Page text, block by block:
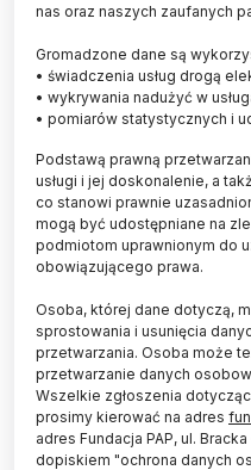
Chorzów, 28.12.2023.
Chorzowie. PAP/Zbigniew
Sejmik Województwa
Planetarium Śląskiemu
budowę
instytucji Damian
sprzęt poszerzy
kosmosu z
nas oraz naszych zaufanych
Gromadzone dane są
• świadczenia usług drogą
• wykrywania nadużyć w
• pomiarów statystycznych i
Podstawą prawną
usługi i jej doskonalenie, a
co stanowi prawnie
mogą być udostępniane na
podmiotom uprawnionym do
obowiązującego prawa.
Osoba, której dane dotyczą,
sprostowania i usunięcia
przetwarzania. Osoba może
przetwarzanie danych
Wszelkie zgłoszenia
prosimy kierować na adres
adres Fundacja PAP, ul.
dopiskiem "ochrona danych